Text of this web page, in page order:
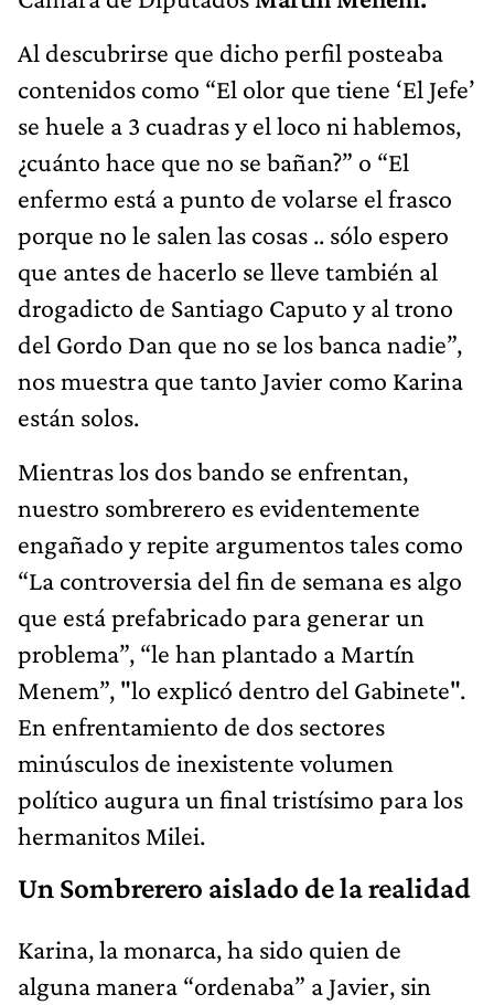
Al descubrirse que dicho perfil posteaba
contenidos como “El olor que tiene ‘El Jefe’
se huele a 3 cuadras y el loco ni hablemos,
¿cuánto hace que no se bañan?” o “El
enfermo está a punto de volarse el frasco
porque no le salen las cosas .. sólo espero
que antes de hacerlo se lleve también al
drogadicto de Santiago Caputo y al trono
del Gordo Dan que no se los banca nadie”,
nos muestra que tanto Javier como Karina
están solos.
Mientras los dos bando se enfrentan,
nuestro sombrerero es evidentemente
engañado y repite argumentos tales como
“La controversia del fin de semana es algo
que está prefabricado para generar un
problema”, “le han plantado a Martín
Menem”, "lo explicó dentro del Gabinete".
En enfrentamiento de dos sectores
minúsculos de inexistente volumen
político augura un final tristísimo para los
hermanitos Milei.
Un Sombrerero aislado de la realidad
Karina, la monarca, ha sido quien de
alguna manera “ordenaba” a Javier, sin